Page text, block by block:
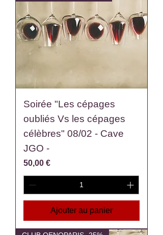
Soirée "Les cépages
oubliés Vs les cépages
célèbres" 08/02 - Cave
JGO -
Prix
50,00 €
Ajouter au panier